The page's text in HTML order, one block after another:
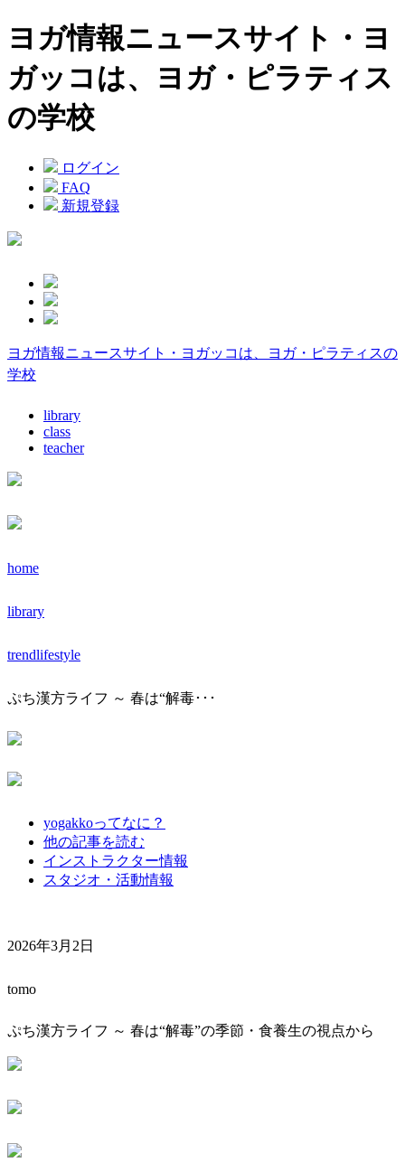
ヨガ情報ニュースサイト・ヨ
ガッコは、ヨガ・ピラティス
の学校
ログイン
FAQ
新規登録
ヨガ情報ニュースサイト・ヨガッコは、ヨガ・ピラティスの
学校
library
class
teacher
home
library
trendlifestyle
ぷち漢方ライフ ～ 春は“解毒･･･
yogakkoってなに？
他の記事を読む
インストラクター情報
スタジオ・活動情報
2026年3月2日
tomo
ぷち漢方ライフ ～ 春は“解毒”の季節・食養生の視点から